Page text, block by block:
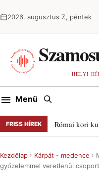
2026. augusztus 7., péntek
HELYI
Menü Keresés
FRISS HÍREK
Kezdőlap › Kárpát - medence ›
győzelemmel veretlenül